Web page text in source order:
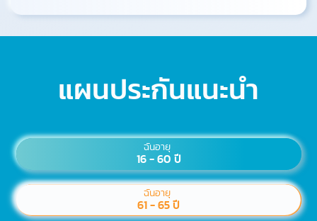
แผนประกันแนะนำ
ฉันอายุ
16 - 60 ปี
ฉันอายุ
61 - 65 ปี